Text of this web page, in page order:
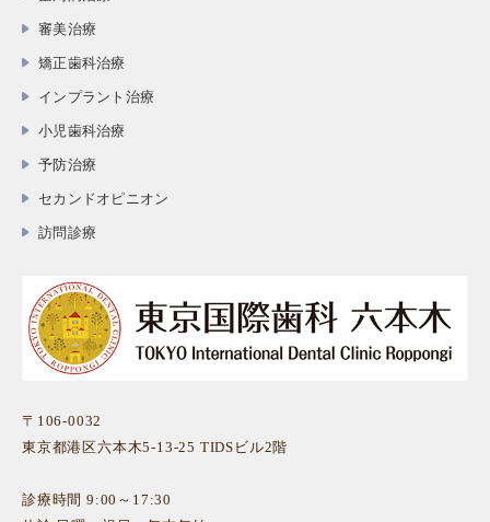
審美治療
矯正歯科治療
インプラント治療
小児歯科治療
予防治療
セカンドオピニオン
訪問診療
〒106-0032
東京都港区六本木5-13-25 TIDSビル2階
診療時間 9:00～17:30